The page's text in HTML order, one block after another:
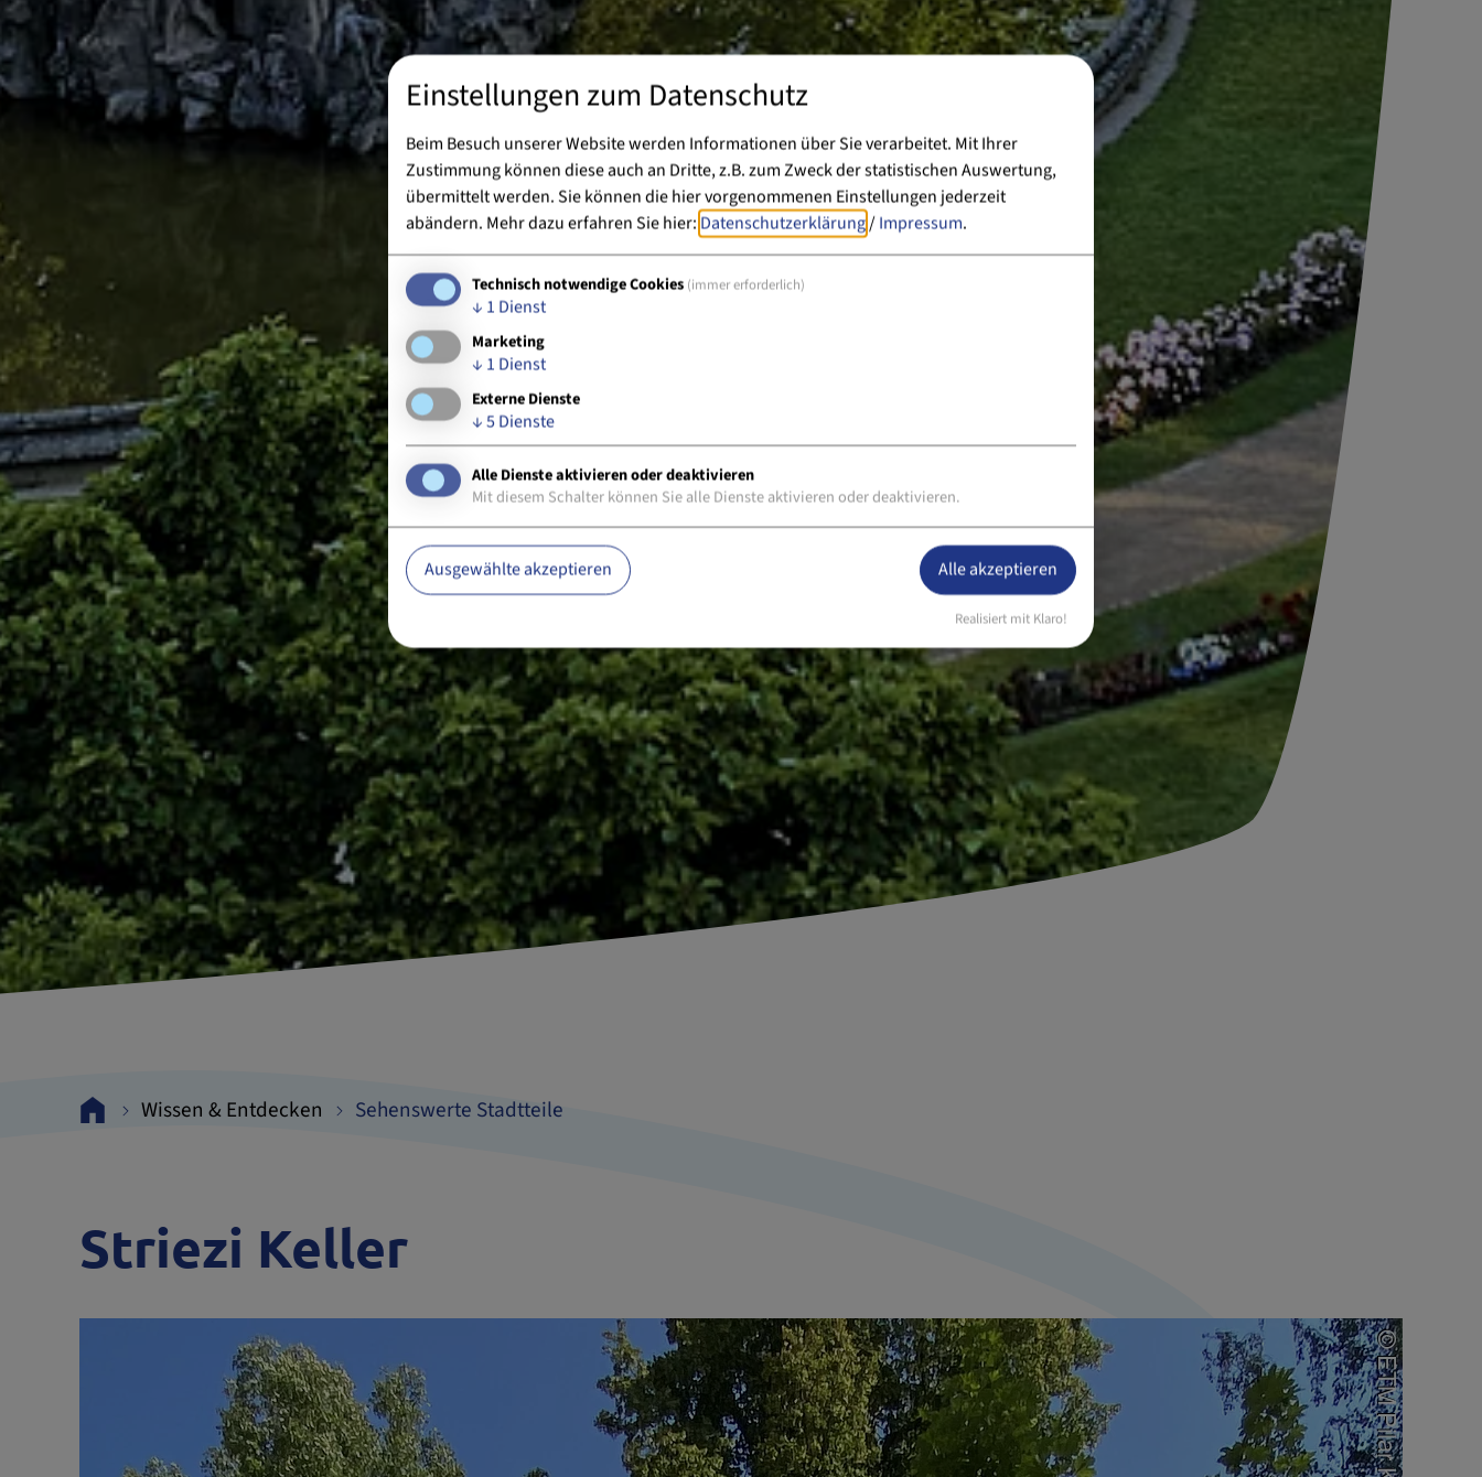
Sehenswerte Stadtteile
Wissen & Entdecken
Striezi Keller
Einstellungen zum Datenschutz
Beim Besuch unserer Website werden Informationen über Sie verarbeitet. Mit Ihrer
Zustimmung können diese auch an Dritte, z.B. zum Zweck der statistischen Auswertung,
übermittelt werden. Sie können die hier vorgenommenen Einstellungen jederzeit
abändern. Mehr dazu erfahren Sie hier: Datenschutzerklärung/Impressum.
Technisch notwendige Cookies (immer erforderlich)
↓ 1 Dienst
Marketing
↓ 1 Dienst
Externe Dienste
↓5Dienste
Alle Dienste aktivieren oder deaktivieren
Mit diesem Schalter können Sie alle Dienste aktivieren oder deaktivieren.
Ausgewählte akzeptieren Alle akzeptieren
Realisiert mit Klaro!